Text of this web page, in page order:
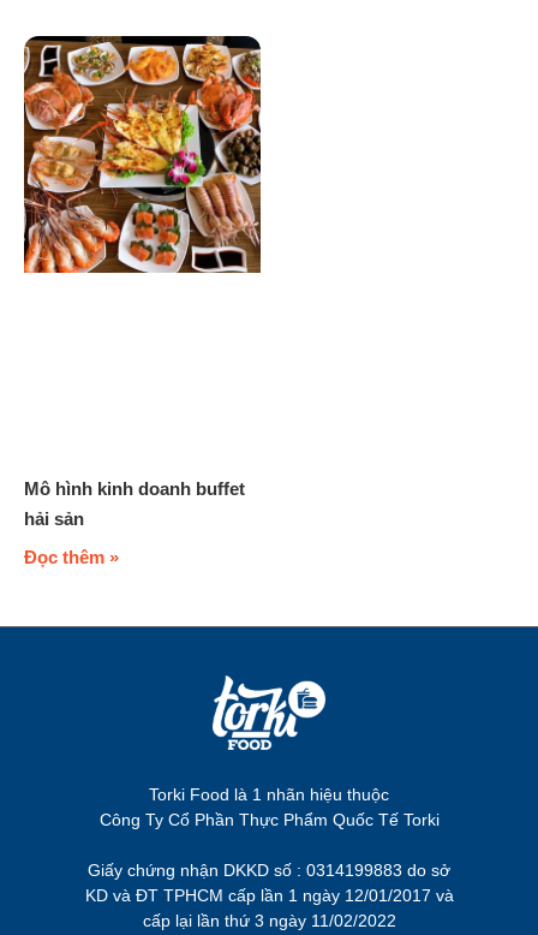
Mô hình kinh doanh buffet
hải sản
Đọc thêm »
Torki Food là 1 nhãn hiệu thuộc
Công Ty Cổ Phần Thực Phẩm Quốc Tế Torki
Giấy chứng nhận DKKD số : 0314199883 do sở
KD và ĐT TPHCM cấp lần 1 ngày 12/01/2017 và
cấp lại lần thứ 3 ngày 11/02/2022